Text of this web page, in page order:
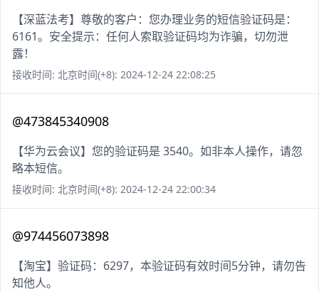
【深蓝法考】尊敬的客户：您办理业务的短信验证码是：
6161。安全提示：任何人索取验证码均为诈骗，切勿泄
露！
接收时间: 北京时间(+8): 2024-12-24 22:08:25
@473845340908
【华为云会议】您的验证码是 3540。如非本人操作，请忽
略本短信。
接收时间: 北京时间(+8): 2024-12-24 22:00:34
@974456073898
【淘宝】验证码：6297，本验证码有效时间5分钟，请勿告
知他人。